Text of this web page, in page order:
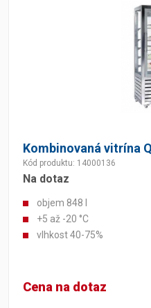
Kombinovaná vitrína
Kód produktu: 14000136
Na dotaz
objem 848 l
+5 až -20 °C
vlhkost 40-75%
Cena na dotaz